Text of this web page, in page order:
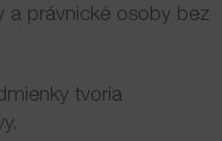
a právnické osoby bez
tvoria